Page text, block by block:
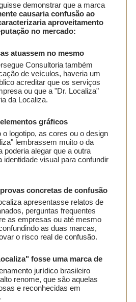
demonstrar que a marca
causaria confusão ao
aproveitamento
no mercado:
atuassem no mesmo
Consultoria também
de veículos, haveria um
acreditar que os serviços
ou que a "Dr. Localiza"
da Localiza.
gráficos
o logotipo, as cores ou o design
lembrassem muito o da
poderia alegar que a outra
identidade visual para confundir
concretas de confusão
apresentasse relatos de
perguntas frequentes
as empresas ou até mesmo
as duas marcas,
o risco real de confusão.
fosse uma marca de
jurídico brasileiro
renome, que são aquelas
e reconhecidas em